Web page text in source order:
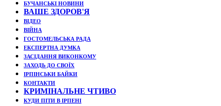
БУЧАНСЬКІ НОВИНИ
ВАШЕ ЗДОРОВ'Я
ВІДЕО
ВІЙНА
ГОСТОМЕЛЬСЬКА РАДА
ЕКСПЕРТНА ДУМКА
ЗАСІДАННЯ ВИКОНКОМУ
ЗАХОДЬ ДО СВОЇХ
ІРПІНСЬКИ БАЙКИ
КОНТАКТИ
КРИМІНАЛЬНЕ ЧТИВО
КУДИ ПІТИ В ІРПЕНІ